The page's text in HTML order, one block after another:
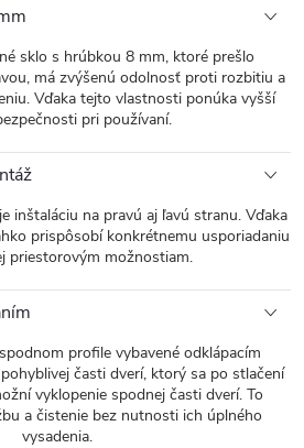
sklo s hrúbkou 8 mm, ktoré prešlo
má zvýšenú odolnosť proti rozbitiu a
Vďaka tejto vlastnosti ponúka vyšší
pri používaní.
inštaláciu na pravú aj ľavú stranu. Vďaka
prispôsobí konkrétnemu usporiadaniu
priestorovým možnostiam.
profile vybavené odklápacím
časti dverí, ktorý sa po stlačení
vyklopenie spodnej časti dverí. To
a čistenie bez nutnosti ich úplného
vysadenia.